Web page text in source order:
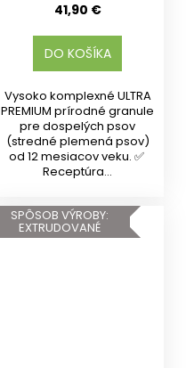
41,90 €
DO KOŠÍKA
Vysoko komplexné ULTRA
PREMIUM prírodné granule
pre dospelých psov
(stredné plemená psov)
od 12 mesiacov veku. ✅
Receptúra...
SPÔSOB VÝROBY:
EXTRUDOVANÉ